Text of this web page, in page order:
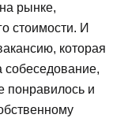
рынке,
стоимости. И
которая
собеседование,
понравилось и